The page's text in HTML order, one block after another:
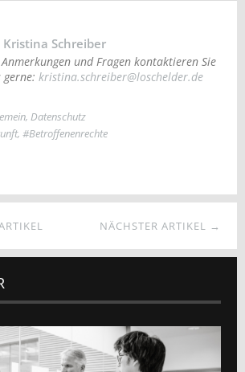
Kristina Schreiber
und Fragen kontaktieren Sie
gerne: kristina.schreiber@loschelder.de
, Datenschutz
, #Betroffenenrechte
NÄCHSTER ARTIKEL →